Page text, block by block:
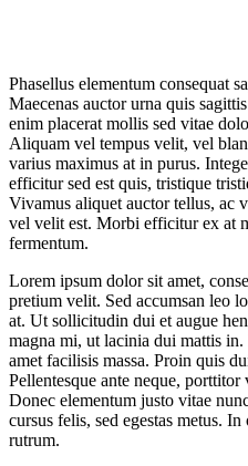
Phasellus elementum consequat
Maecenas auctor urna quis
enim placerat mollis sed vitae
Aliquam vel tempus velit, vel
varius maximus at in purus.
efficitur sed est quis, tristique
Vivamus aliquet auctor tellus, ac
vel velit est. Morbi efficitur ex at
fermentum.
Lorem ipsum dolor sit amet,
pretium velit. Sed accumsan leo
at. Ut sollicitudin dui et augue
magna mi, ut lacinia dui mattis
amet facilisis massa. Proin quis
Pellentesque ante neque,
Donec elementum justo vitae
cursus felis, sed egestas metus.
rutrum.